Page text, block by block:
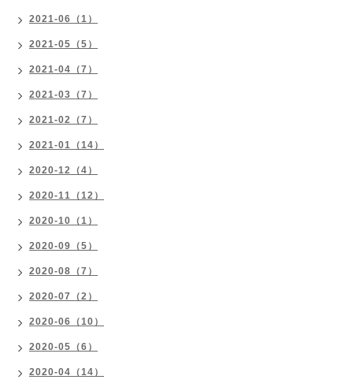
2021-06（1）
2021-05（5）
2021-04（7）
2021-03（7）
2021-02（7）
2021-01（14）
2020-12（4）
2020-11（12）
2020-10（1）
2020-09（5）
2020-08（7）
2020-07（2）
2020-06（10）
2020-05（6）
2020-04（14）